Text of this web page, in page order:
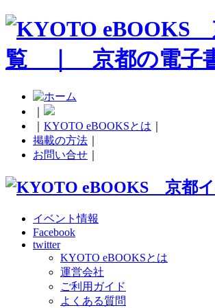
KYOTO eBOOKSとは
掲載の方法
お問い合せ
イベント情報
Facebook
twitter
KYOTO eBOOKSとは
運営会社
ご利用ガイド
よくある質問